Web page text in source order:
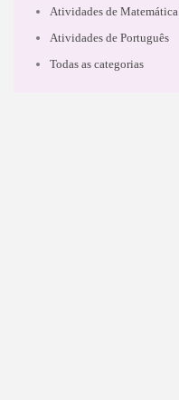
Atividades de Matemática
Atividades de Português
Todas as categorias